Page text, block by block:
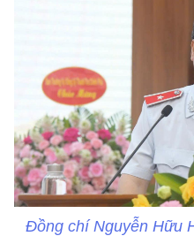
Đồng chí Nguyễn Hữu